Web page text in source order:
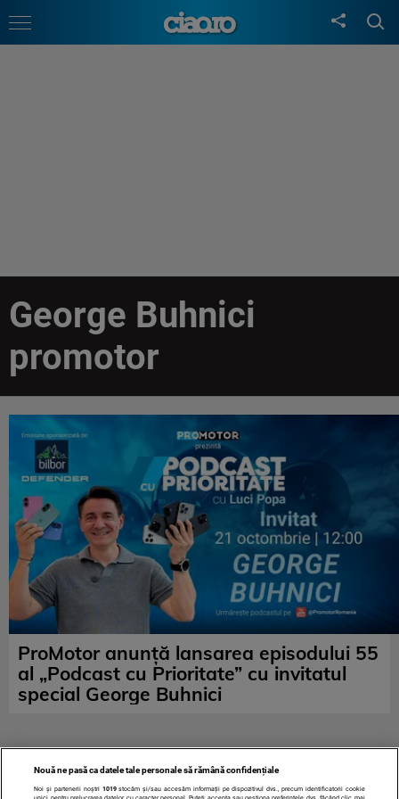
George Buhnici
promotor
ProMotor anunță lansarea episodului 55
al „Podcast cu Prioritate” cu invitatul
special George Buhnici
Nouă ne pasă ca datele tale personale să rămână confidențiale
Noi și partenerii noștri 1019stocăm și/sau accesăm informații pe dispozitivul dvs., precum identificatorii cookie
unici pentru prelucrarea datelor cu caracter personal. Puteți accepta sau gestiona preferințele dvs. făcând clic mai